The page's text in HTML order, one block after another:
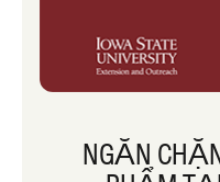
dụng để thưởng
mạnh với
cả khi
NGĂN